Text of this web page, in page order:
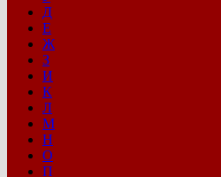
Д
Е
Ж
З
И
К
Л
М
Н
О
П